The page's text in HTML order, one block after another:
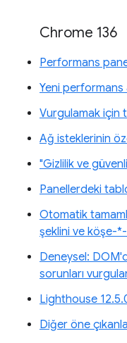
Chrome 136
Performans
Yeni performans
Vurgulamak için
Ağ isteklerinin
"Gizlilik ve
Panellerdeki
Otomatik
şeklini ve köşe-
Deneysel:
sorunları
Lighthouse
Diğer öne